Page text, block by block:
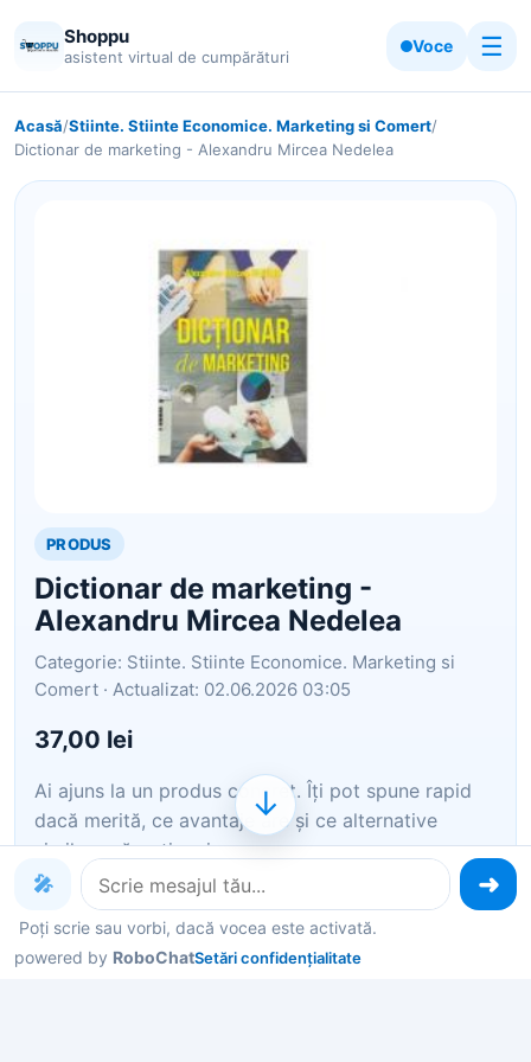
Shoppu
asistent virtual de cumpărături
Voce ☰
Acasă/Stiinte. Stiinte Economice. Marketing si Comert/
Dictionar de marketing - Alexandru Mircea Nedelea
PRODUS
Dictionar de marketing -
Alexandru Mircea Nedelea
Categorie: Stiinte. Stiinte Economice. Marketing si
Comert · Actualizat: 02.06.2026 03:05
37,00 lei
Ai ajuns la un produs concret. Îți pot spune rapid
dacă merită, ce avantaje are și ce alternative
similare găsești mai ușor.
Pe scurt: Dictionar de marketing - Alexandru
Mircea Nedelea
🎤
Poți scrie sau vorbi, dacă vocea este activată.
powered by RoboChatSetări confidențialitate
↓